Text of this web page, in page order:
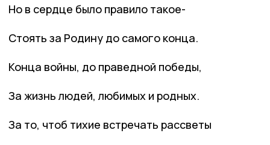
Но в сердце было правило такое-
Стоять за Родину до самого конца.
Конца войны, до праведной победы,
За жизнь людей, любимых и родных.
За то, чтоб тихие встречать рассветы